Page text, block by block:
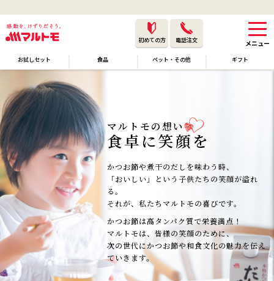
初めての方 電話注文
お試しセット 食品 ペット・その他 ギフト
マルトモの想い
食卓に笑顔を
かつお節や煮干のだしを味わう時、
「おいしい」という子供たちの笑顔が溢れ
る。
それが、私たちマルトモの喜びです。
かつお節は高タンパク質で栄養満点！
マルトモは、皆様の笑顔のために、
次の世代にかつお節や和食文化の魅力を伝え
ていきます。